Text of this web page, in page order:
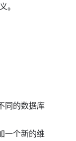
。
同的数据库
一个新的维